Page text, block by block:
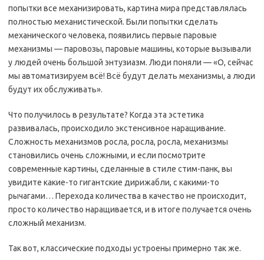
попытки все механизировать, картина мира представлялась
полностью механистической. Были попытки сделать
механического человека, появились первые паровые
механизмы — паровозы, паровые машины, которые вызывали
у людей очень большой энтузиазм. Люди поняли — «О, сейчас
мы автоматизируем всё! Всё будут делать механизмы, а люди
будут их обслуживать».
Что получилось в результате? Когда эта эстетика
развивалась, происходило экстенсивное наращивание.
Сложность механизмов росла, росла, росла, механизмы
становились очень сложными, и если посмотрите
современные картины, сделанные в стиле стим-панк, вы
увидите какие-то гигантские дирижабли, с какими-то
рычагами… Перехода количества в качество не происходит,
просто количество наращивается, и в итоге получается очень
сложный механизм.
Так вот, классические подходы устроены примерно так же.